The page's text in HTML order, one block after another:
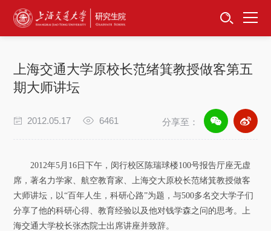
首页
招生工作
卓越工程师
专项工作
上海交通大学原校长范绪箕教授做客第五
期大师讲坛
2012.05.17 6461 分享至：
2012年5月16日下午，闵行校区陈瑞球楼100号报告厅座无虚
席，著名力学家、航空教育家、上海交大原校长范绪箕教授做客
大师讲坛，以“百年人生，科研心路”为题，与500多名交大学子们
分享了他的科研心得、教育经验以及他对钱学森之问的思考。上
海交通大学校长张杰院士出席讲座并致辞。